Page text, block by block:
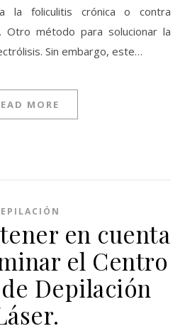
la foliculitis crónica o contra
Otro método para solucionar la
Sin embargo, este…
MORE
en cuenta
el Centro
Depilación